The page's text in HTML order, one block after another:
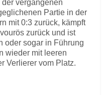
vergangenen
Partie in der
mit 0:3 zurück, kämpft
zurück und ist
oder sogar in Führung
wieder mit leeren
Verlierer vom Platz.